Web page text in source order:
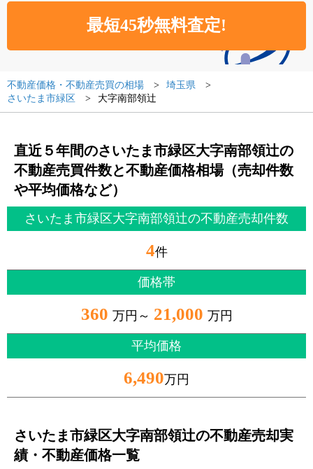
不動産価格・不動産売買の相場
埼玉県
さいたま市緑区
大字南部領辻
直近５年間のさいたま市緑区大字南部領辻の
不動産売買件数と不動産価格相場（売却件数
や平均価格など）
さいたま市緑区大字南部領辻の不動産売却件数
4件
価格帯
360 万円～ 21,000 万円
平均価格
6,490万円
さいたま市緑区大字南部領辻の不動産売却実
績・不動産価格一覧